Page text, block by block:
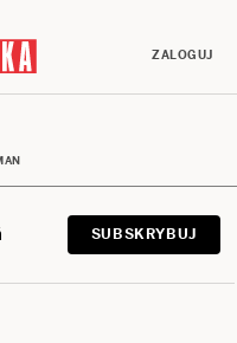
ZALOGUJ
SUBSKRYBUJ